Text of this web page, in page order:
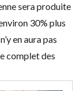
sera produite
30% plus
en aura pas
complet des